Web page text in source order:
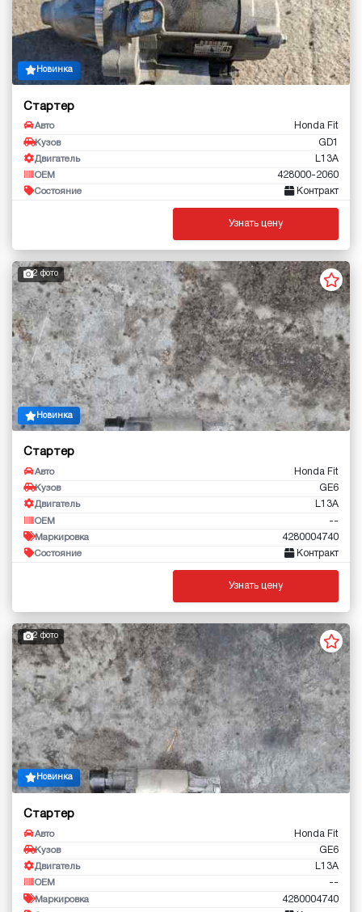
Новинка
Стартер
Авто Honda Fit
Кузов GD1
Двигатель L13A
OEM 428000-2060
Состояние Контракт
Узнать цену
2 фото
Новинка
Стартер
Авто Honda Fit
Кузов GE6
Двигатель L13A
OEM --
Маркировка 4280004740
Состояние Контракт
Узнать цену
2 фото
Новинка
Стартер
Авто Honda Fit
Кузов GE6
Двигатель L13A
OEM --
Маркировка 4280004740